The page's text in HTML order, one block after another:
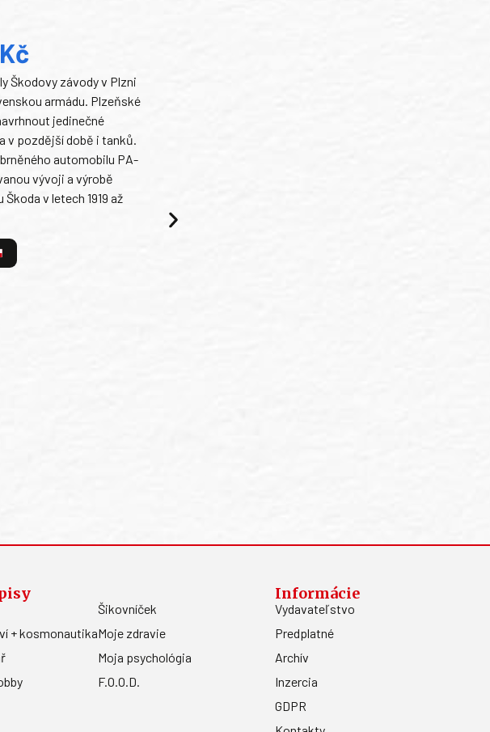
Škodovy závody v Plzni
armádu. Plzeňské
jedinečné
v pozdější době i tanků.
automobilu PA-
vývoji a výrobě
v letech 1919 až
+ kosmonautika
Šikovníček
Moje zdravie
Moja psychológia
F.O.O.D.
Informácie
Vydavateľstvo
Predplatné
Archív
Inzercia
GDPR